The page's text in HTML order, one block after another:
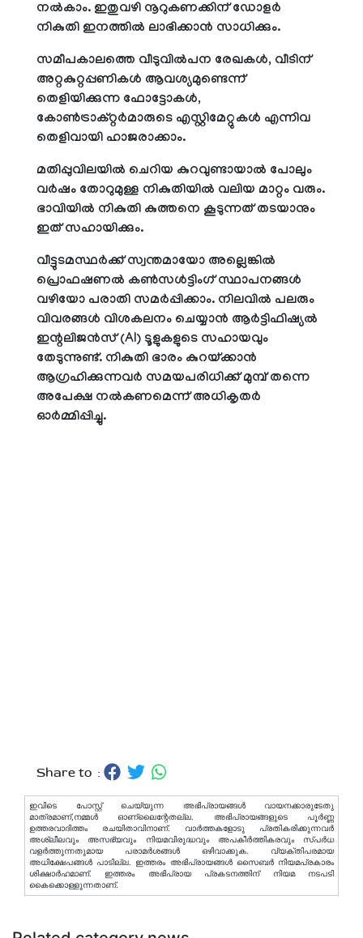
നല്‍കാം. ഇതുവഴി നൂറുകണക്കിന് ഡോളര്‍
നികുതി ഇനത്തില്‍ ലാഭിക്കാന്‍ സാധിക്കും.
സമീപകാലത്തെ വീടുവില്‍പന രേഖകള്‍, വീടിന്
അറ്റകുറ്റപ്പണികള്‍ ആവശ്യമുണ്ടെന്ന്
തെളിയിക്കുന്ന ഫോട്ടോകള്‍,
കോണ്‍ട്രാക്റ്റര്‍മാരുടെ എസ്റ്റിമേറ്റുകള്‍ എന്നിവ
തെളിവായി ഹാജരാക്കാം.
മതിപ്പുവിലയില്‍ ചെറിയ കുറവുണ്ടായാല്‍ പോലും
വര്‍ഷം തോറുമുള്ള നികുതിയില്‍ വലിയ മാറ്റം വരും.
ഭാവിയില്‍ നികുതി കുത്തനെ കൂടുന്നത് തടയാനും
ഇത് സഹായിക്കും.
വീട്ടുടമസ്ഥര്‍ക്ക് സ്വന്തമായോ അല്ലെങ്കില്‍
പ്രൊഫഷണല്‍ കണ്‍സള്‍ട്ടിംഗ് സ്ഥാപനങ്ങള്‍
വഴിയോ പരാതി സമര്‍പ്പിക്കാം. നിലവില്‍ പലരും
വിവരങ്ങള്‍ വിശകലനം ചെയ്യാന്‍ ആര്‍ട്ടിഫിഷ്യല്‍
ഇന്റലിജന്‍സ് (AI) ടൂളുകളുടെ സഹായവും
തേടുന്നുണ്ട്. നികുതി ഭാരം കുറയ്ക്കാന്‍
ആഗ്രഹിക്കുന്നവര്‍ സമയപരിധിക്ക് മുമ്പ് തന്നെ
അപേക്ഷ നല്‍കണമെന്ന് അധികൃതര്‍
ഓര്‍മ്മിപ്പിച്ചു.
Share to :
ഇവിടെ പോസ്റ്റ് ചെയ്യുന്ന അഭിപ്രായങ്ങള്‍ വായനക്കാരുടേതു
മാത്രമാണ്,നമ്മൾ ഓണ്ലൈന്റേതല്ല. അഭിപ്രായങ്ങളുടെ പൂർണ്ണ
ഉത്തരവാദിത്തം രചയിതാവിനാണ്. വാര്‍ത്തകളോടു പ്രതികരിക്കുന്നവര്‍
അശ്ലീലവും അസഭ്യവും നിയമവിരുദ്ധവും അപകീര്‍ത്തികരവും സ്പര്‍ധ
വളര്‍ത്തുന്നതുമായ പരാമര്‍ശങ്ങള്‍ ഒഴിവാക്കുക. വ്യക്തിപരമായ
അധിക്ഷേപങ്ങള്‍ പാടില്ല. ഇത്തരം അഭിപ്രായങ്ങള്‍ സൈബര്‍ നിയമപ്രകാരം
ശിക്ഷാര്‍ഹമാണ്. ഇത്തരം അഭിപ്രായ പ്രകടനത്തിന് നിയമ നടപടി
കൈക്കൊള്ളുന്നതാണ്.